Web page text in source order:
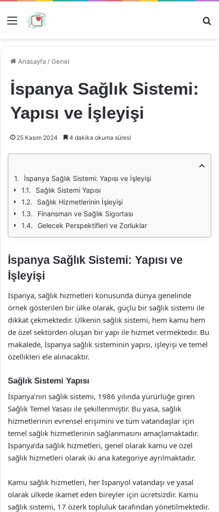
Menü
Anasayfa /Genel
İspanya Sağlık Sistemi:
Yapısı ve İşleyişi
25 Kasım 2024 4 dakika okuma süresi
İspanya Sağlık Sistemi: Yapısı ve İşleyişi
Sağlık Sistemi Yapısı
Sağlık Hizmetlerinin İşleyişi
Finansman ve Sağlık Sigortası
Gelecek Perspektifleri ve Zorluklar
İspanya Sağlık Sistemi: Yapısı ve
İşleyişi
İspanya, sağlık hizmetleri konusunda dünya genelinde
örnek gösterilen bir ülke olarak, güçlü bir sağlık sistemi ile
dikkat çekmektedir. Ülkenin sağlık sistemi, hem kamu hem
de özel sektörden oluşan bir yapı ile hizmet vermektedir. Bu
makalede, İspanya sağlık sisteminin yapısı, işleyişi ve temel
özellikleri ele alınacaktır.
Sağlık Sistemi Yapısı
İspanya’nın sağlık sistemi, 1986 yılında yürürlüğe giren
Sağlık Temel Yasası ile şekillenmiştir. Bu yasa, sağlık
hizmetlerinin evrensel erişimini ve tüm vatandaşlar için
temel sağlık hizmetlerinin sağlanmasını amaçlamaktadır.
İspanya’da sağlık hizmetleri, genel olarak kamu ve özel
sağlık hizmetleri olarak iki ana kategoriye ayrılmaktadır.
Kamu sağlık hizmetleri, her İspanyol vatandaşı ve yasal
olarak ülkede ikamet eden bireyler için ücretsizdir. Kamu
sağlık sistemi, 17 özerk topluluk tarafından yönetilmektedir.